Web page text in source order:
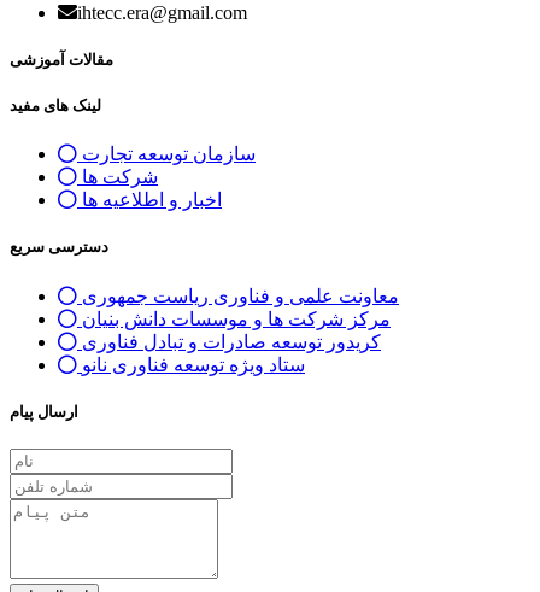
ihtecc.era@gmail.com
مقالات آموزشی
لینک های مفید
سازمان توسعه تجارت
شرکت ها
اخبار و اطلاعیه ها
دسترسی سریع
معاونت علمی و فناوری ریاست جمهوری
مرکز شرکت ها و موسسات دانش بنیان
کریدور توسعه صادرات و تبادل فناوری
ستاد ویژه توسعه فناوری نانو
ارسال پیام